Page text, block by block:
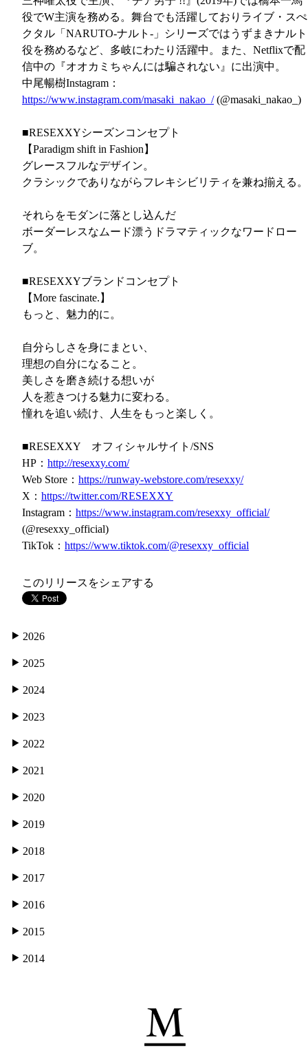
役でW主演を務める。舞台でも活躍しておりライブ・スぺ
クタル「NARUTO-ナルト-」シリーズではうずまきナルト
役を務めるなど、多岐にわたり活躍中。また、Netflixで配
信中の『オオカミちゃんには騙されない』に出演中。
中尾暢樹Instagram：
https://www.instagram.com/masaki_nakao_/(@masaki_nakao_)
■RESEXXYシーズンコンセプト
【Paradigm shift in Fashion】
グレースフルなデザイン。
クラシックでありながらフレキシビリティを兼ね揃える。
それらをモダンに落とし込んだ
ボーダーレスなムード漂うドラマティックなワードロー
ブ。
■RESEXXYブランドコンセプト
【More fascinate.】
もっと、魅力的に。
自分らしさを身にまとい、
理想の自分になること。
美しさを磨き続ける想いが
人を惹きつける魅力に変わる。
憧れを追い続け、人生をもっと楽しく。
■RESEXXY オフィシャルサイト/SNS
HP： http://resexxy.com/
Web Store： https://runway-webstore.com/resexxy/
X： https://twitter.com/RESEXXY
Instagram： https://www.instagram.com/resexxy_official/
(@resexxy_official)
TikTok： https://www.tiktok.com/@resexxy_official
このリリースをシェアする
2026
2025
2024
2023
2022
2021
2020
2019
2018
2017
2016
2015
2014